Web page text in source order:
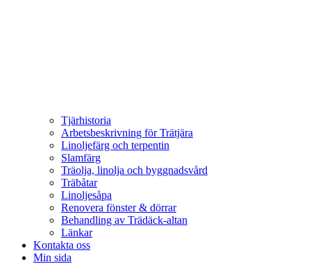
Tjärhistoria
Arbetsbeskrivning för Trätjära
Linoljefärg och terpentin
Slamfärg
Träolja, linolja och byggnadsvård
Träbåtar
Linoljesåpa
Renovera fönster & dörrar
Behandling av Trädäck-altan
Länkar
Kontakta oss
Min sida